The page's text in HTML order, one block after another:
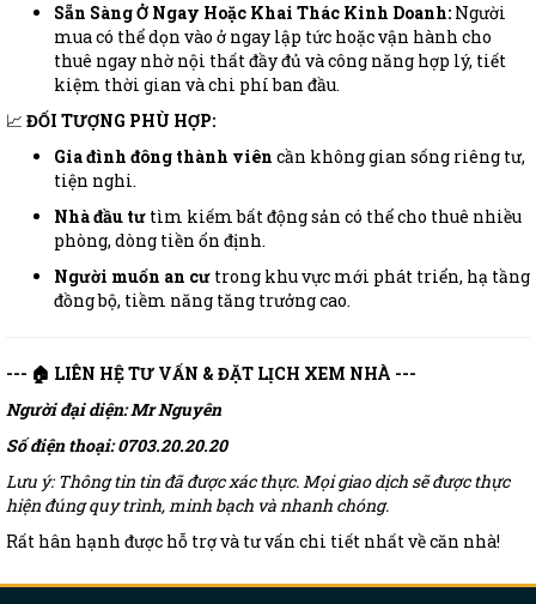
Sẵn Sàng Ở Ngay Hoặc Khai Thác Kinh Doanh: Người
mua có thể dọn vào ở ngay lập tức hoặc vận hành cho
thuê ngay nhờ nội thất đầy đủ và công năng hợp lý, tiết
kiệm thời gian và chi phí ban đầu.
📈 ĐỐI TƯỢNG PHÙ HỢP:
Gia đình đông thành viên cần không gian sống riêng tư,
tiện nghi.
Nhà đầu tư tìm kiếm bất động sản có thể cho thuê nhiều
phòng, dòng tiền ổn định.
Người muốn an cư trong khu vực mới phát triển, hạ tầng
đồng bộ, tiềm năng tăng trưởng cao.
--- 🏠 LIÊN HỆ TƯ VẤN & ĐẶT LỊCH XEM NHÀ ---
Người đại diện: Mr Nguyên
Số điện thoại: 0703.20.20.20
Lưu ý: Thông tin tin đã được xác thực. Mọi giao dịch sẽ được thực
hiện đúng quy trình, minh bạch và nhanh chóng.
Rất hân hạnh được hỗ trợ và tư vấn chi tiết nhất về căn nhà!